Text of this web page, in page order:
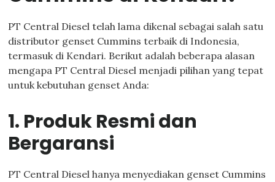
PT Central Diesel telah lama dikenal sebagai salah satu
distributor genset Cummins terbaik di Indonesia,
termasuk di Kendari. Berikut adalah beberapa alasan
mengapa PT Central Diesel menjadi pilihan yang tepat
untuk kebutuhan genset Anda:
1. Produk Resmi dan
Bergaransi
PT Central Diesel hanya menyediakan genset Cummins